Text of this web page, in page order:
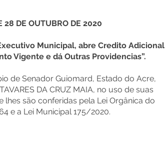
28 DE OUTUBRO DE 2020
Municipal, abre Credito Adicional
Vigente e dá Outras Providencias”.
de Senador Guiomard, Estado do Acre,
DA CRUZ MAIA, no uso de suas
lhes são conferidas pela Lei Orgânica do
e a Lei Municipal 175/2020.